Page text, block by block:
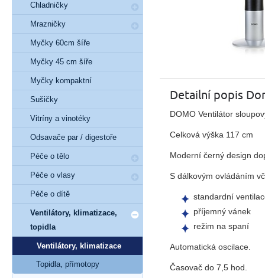
Detailní popis
DOMO Ventilátor
Celková výška 117 cm
Moderní černý design
S dálkovým ovládáním
standardní
příjemný vánek
režim na spaní
Automatická oscilace.
Časovač do 7,5 hod.
Chladničky
Mrazničky
Myčky 60cm šíře
Myčky 45 cm šíře
Myčky kompaktní
Sušičky
Vitríny a vinotéky
Odsavače par / digestoře
Péče o tělo
Péče o vlasy
Péče o dítě
Ventilátory, klimatizace,
topidla
Ventilátory, klimatizace
Topidla, přímotopy